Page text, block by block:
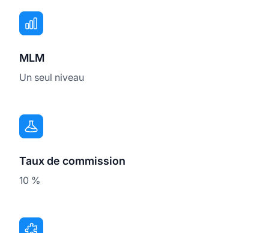
MLM
Un seul niveau
Taux de commission
10 %